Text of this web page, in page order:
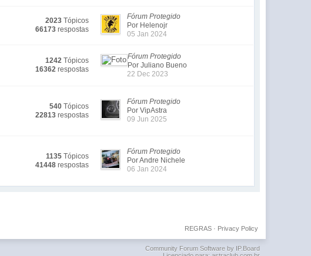
2023 Tópicos
66173 respostas
Fórum Protegido
Por Helenojr
05 Jan 2024
1242 Tópicos
16362 respostas
Fórum Protegido
Por Juliano Bueno
22 Dec 2023
540 Tópicos
22813 respostas
Fórum Protegido
Por VipAstra
09 Jun 2025
1135 Tópicos
41448 respostas
Fórum Protegido
Por Andre Nichele
06 Jan 2024
Privacy Policy
REGRAS·
Community Forum Software by IP.Board